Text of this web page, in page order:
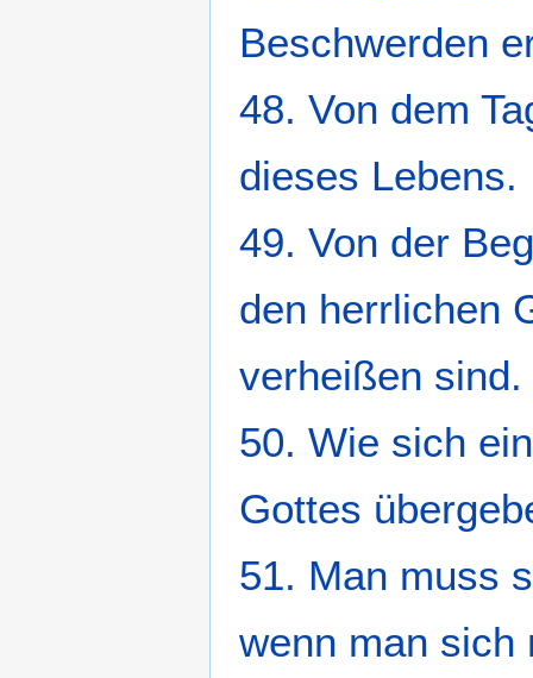
Beschwerden
48. Von dem
dieses Lebens.
49. Von der
den herrlichen
verheißen sind.
50. Wie sich
Gottes
51. Man muss
wenn man sich